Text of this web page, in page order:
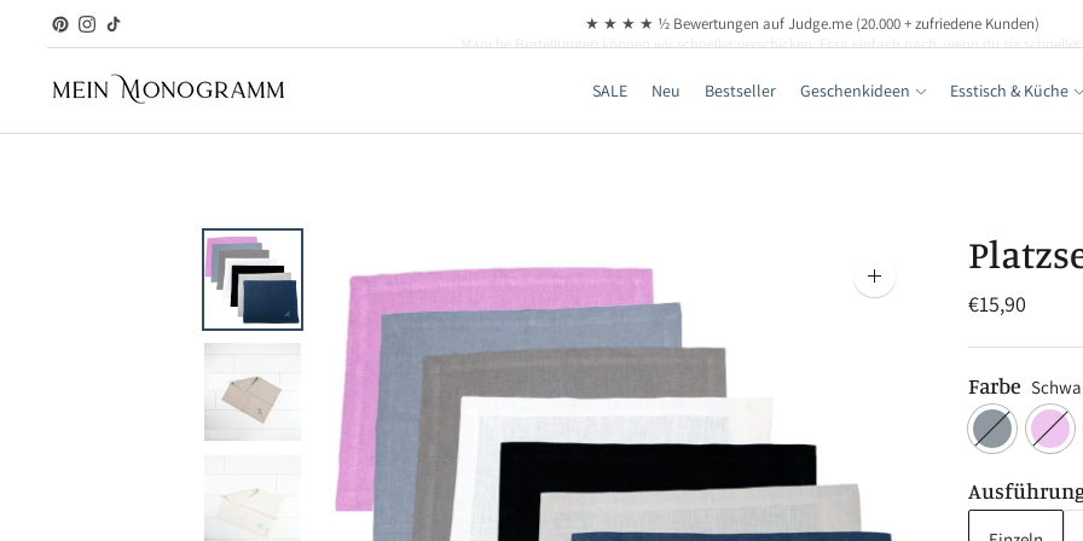
Manche Bestellungen können wir schneller verschicken. Frag einfach nach, wenn du sie
SALE Neu Bestseller Geschenkideen Esstisch & Küche
Bild
€15,90
Farbe